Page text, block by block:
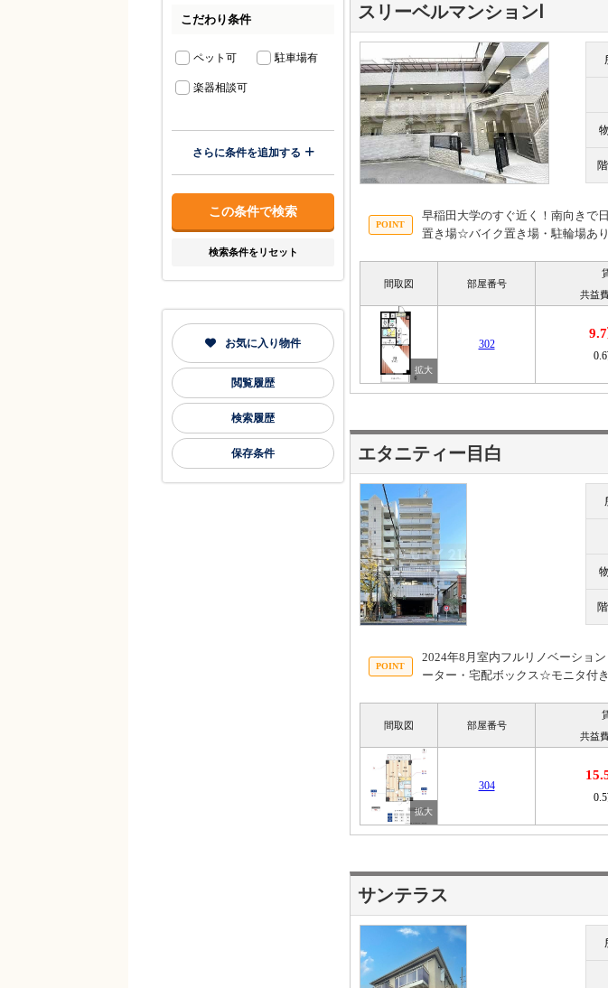
スリーベルマンションⅠ
早稲田大学のすぐ近く！南向き
置き場☆バイク置き場・駐輪場あ
間取図 部屋番号
共益
302
エタニティー目白
2024年8月室内フルリノベーショ
ーター・宅配ボックス☆モニタ付
間取図 部屋番号
共益
304
サンテラス
こだわり条件
ペット可 駐車場有
楽器相談可
さらに条件を追加する
検索条件をリセット
お気に入り物件
閲覧履歴
検索履歴
保存条件